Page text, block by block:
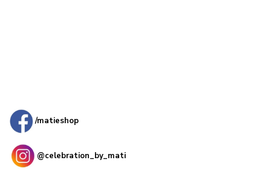
/matieshop
@celebration_by_mati